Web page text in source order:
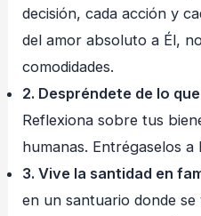
decisión, cada acción y
del amor absoluto a Él,
comodidades.
2. Despréndete de lo
Reflexiona sobre tus
humanas. Entrégaselos a
3. Vive la santidad en
en un santuario donde